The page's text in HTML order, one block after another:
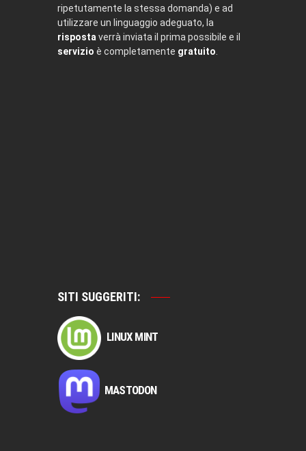
ripetutamente la stessa domanda) e ad
utilizzare un linguaggio adeguato, la
risposta verrà inviata il prima possibile e il
servizio è completamente gratuito
SITI SUGGERITI:
LINUX MINT
MASTODON